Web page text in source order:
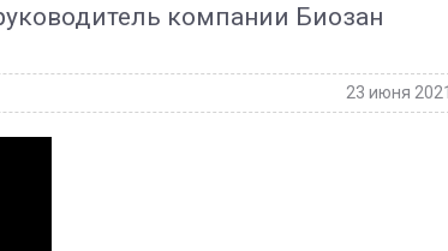
компании Биозан
23 июня